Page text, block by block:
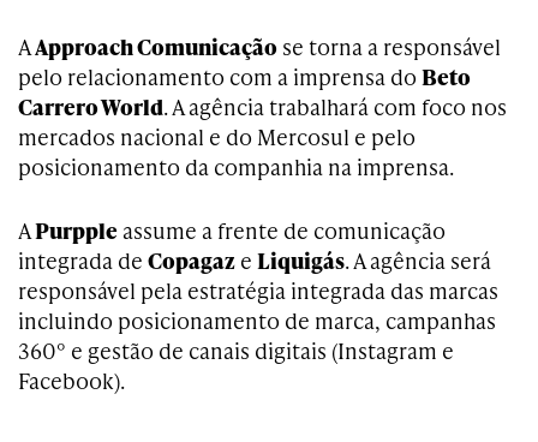
AApproach Comunicação se torna a responsável
pelo relacionamento com a imprensa do Beto
Carrero World. A agência trabalhará com foco nos
mercados nacional e do Mercosul e pelo
posicionamento da companhia na imprensa.
APurpple assume a frente de comunicação
integrada de Copagaz e Liquigás. A agência será
responsável pela estratégia integrada das marcas
incluindo posicionamento de marca, campanhas
360° e gestão de canais digitais (Instagram e
Facebook).